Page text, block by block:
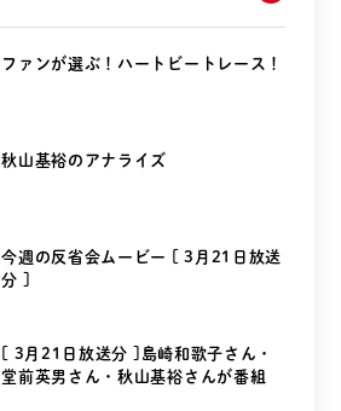
ファンが選ぶ！ハートビートレース！
秋山基裕のアナライズ
今週の反省会ムービー [ 3月21日放送
分 ]
[ 3月21日放送分 ]島崎和歌子さん・
堂前英男さん・秋山基裕さんが番組